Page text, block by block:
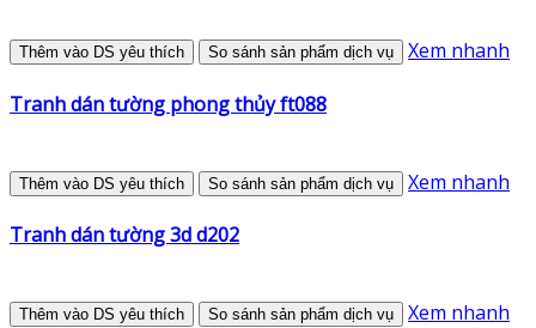
Thêm vào DS yêu thích So sánh sản phẩm dịch vụ Xem nhanh
Tranh dán tường phong thủy ft088
Thêm vào DS yêu thích So sánh sản phẩm dịch vụ Xem nhanh
Tranh dán tường 3d d202
Thêm vào DS yêu thích So sánh sản phẩm dịch vụ Xem nhanh